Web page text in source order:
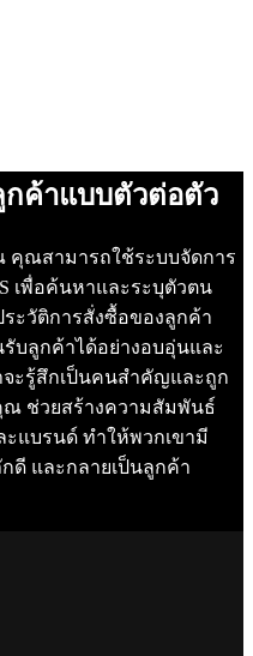
ค้าแบบตัวต่อตัว
คุณสามารถใช้ระบบจัดการ
เพื่อค้นหาและระบุตัวตน
ะวัติการสั่งซื้อของลูกค้า
บลูกค้าได้อย่างอบอุ่นและ
ะรู้สึกเป็นคนสำคัญและถูก
ณ ช่วยสร้างความสัมพันธ์
แบรนด์ ทำให้พวกเขามี
ดี และกลายเป็นลูกค้า